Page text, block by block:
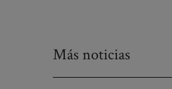
Más noticias